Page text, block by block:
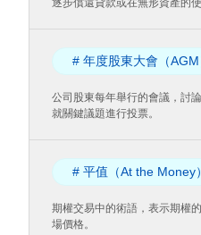
逐步償還貸款或在無形資產的
# 年度股東大會（AGM
公司股東每年舉行的會議，討
就關鍵議題進行投票。
# 平值（At the Money）
期權交易中的術語，表示期權
場價格。